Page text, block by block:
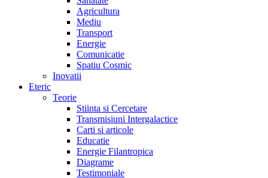
Agricultura
Mediu
Transport
Energie
Comunicatie
Spatiu Cosmic
Inovatii
Eteric
Teorie
Stiinta si Cercetare
Transmisiuni Intergalactice
Carti si articole
Educatie
Energie Filantropica
Diagrame
Testimoniale